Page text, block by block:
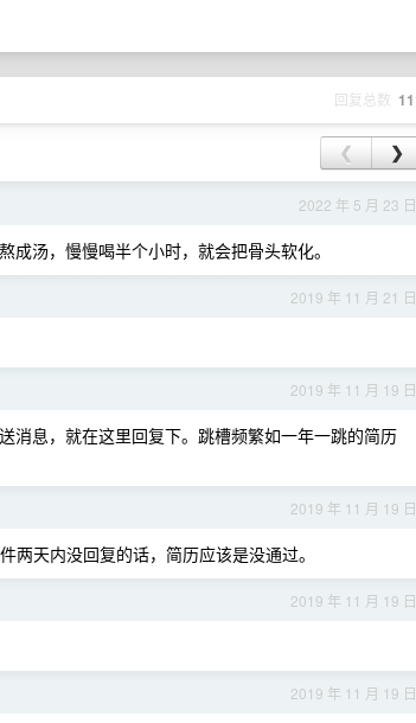
回复总数
❮ ❯
2022 年 5 月 23 日
汤，慢慢喝半个小时，就会把骨头软化。
2019 年 11 月 21 日
2019 年 11 月 19 日
消息，就在这里回复下。跳槽频繁如一年一跳的简历
2019 年 11 月 19 日
天内没回复的话，简历应该是没通过。
2019 年 11 月 19 日
2019 年 11 月 19 日